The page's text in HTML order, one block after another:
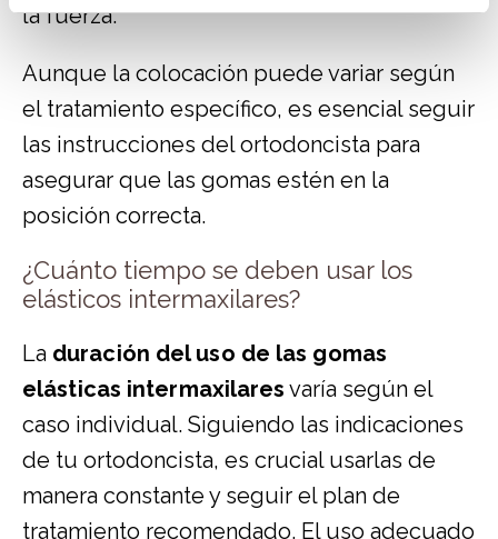
la fuerza.
Aunque la colocación puede variar según
el tratamiento específico, es esencial seguir
las instrucciones del ortodoncista para
asegurar que las gomas estén en la
posición correcta.
¿Cuánto tiempo se deben usar los
elásticos intermaxilares?
La duración del uso de las gomas
elásticas intermaxilares varía según el
caso individual. Siguiendo las indicaciones
de tu ortodoncista, es crucial usarlas de
manera constante y seguir el plan de
tratamiento recomendado. El uso adecuado